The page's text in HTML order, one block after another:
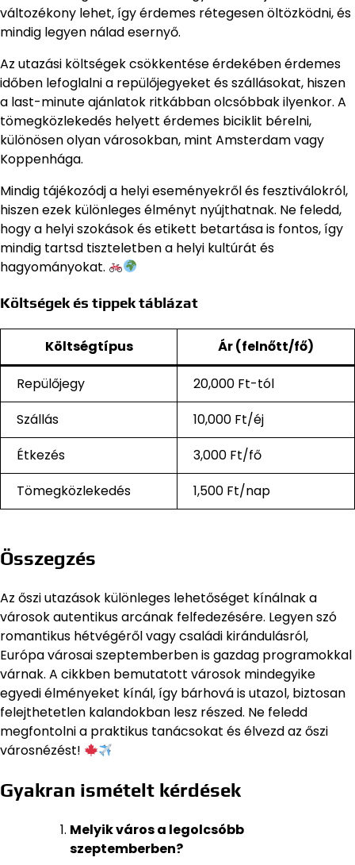
változékony lehet, így érdemes rétegesen öltözködni, és
mindig legyen nálad esernyő.
Az utazási költségek csökkentése érdekében érdemes
időben lefoglalni a repülőjegyeket és szállásokat, hiszen
a last-minute ajánlatok ritkábban olcsóbbak ilyenkor. A
tömegközlekedés helyett érdemes biciklit bérelni,
különösen olyan városokban, mint Amsterdam vagy
Koppenhága.
Mindig tájékozódj a helyi eseményekről és fesztiválokról,
hiszen ezek különleges élményt nyújthatnak. Ne feledd,
hogy a helyi szokások és etikett betartása is fontos, így
mindig tartsd tiszteletben a helyi kultúrát és
hagyományokat.
Költségek és tippek táblázat
Költségtípus Ár (felnőtt/fő)
Repülőjegy
20,000 Ft-tól
Szállás
10,000 Ft/éj
Étkezés
3,000 Ft/fő
Tömegközlekedés
1,500 Ft/nap
Összegzés
Az őszi utazások különleges lehetőséget kínálnak a
városok autentikus arcának felfedezésére. Legyen szó
romantikus hétvégéről vagy családi kirándulásról,
Európa városai szeptemberben is gazdag programokkal
várnak. A cikkben bemutatott városok mindegyike
egyedi élményeket kínál, így bárhová is utazol, biztosan
felejthetetlen kalandokban lesz részed. Ne feledd
megfontolni a praktikus tanácsokat és élvezd az őszi
városnézést!
Gyakran ismételt kérdések
Melyik város a legolcsóbb
szeptemberben?